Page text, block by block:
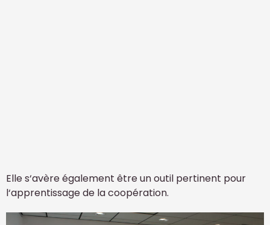
Elle s‘avère également être un outil pertinent pour
l‘apprentissage de la coopération.